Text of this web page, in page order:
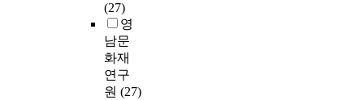
(27)
영
남문
화재
연구
원 (27)